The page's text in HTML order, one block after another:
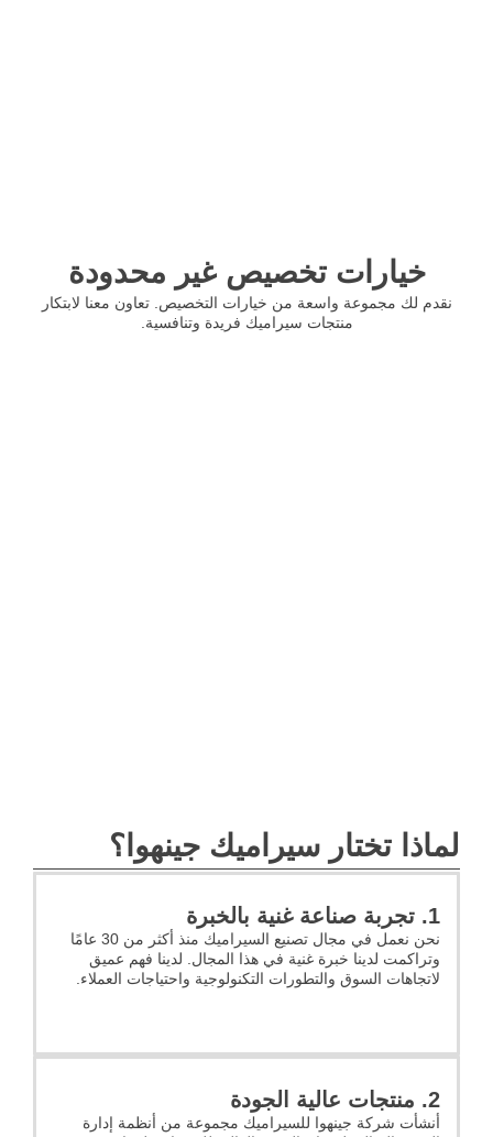
خيارات تخصيص غير محدودة
نقدم لك مجموعة واسعة من خيارات التخصيص. تعاون معنا لابتكار
منتجات سيراميك فريدة وتنافسية.
لماذا تختار سيراميك جينهوا؟
1. تجربة صناعة غنية بالخبرة
نحن نعمل في مجال تصنيع السيراميك منذ أكثر من 30 عامًا
وتراكمت لدينا خبرة غنية في هذا المجال. لدينا فهم عميق
لاتجاهات السوق والتطورات التكنولوجية واحتياجات العملاء.
2. منتجات عالية الجودة
أنشأت شركة جينهوا للسيراميك مجموعة من أنظمة إدارة